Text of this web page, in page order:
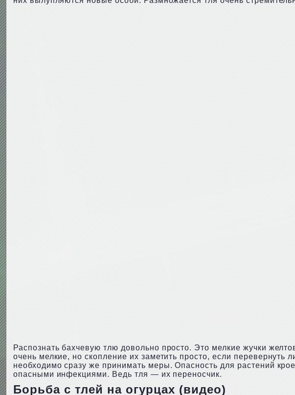
Распознать бахчевую тлю довольно просто. Это мелкие жучки
очень мелкие, но скопление их заметить просто, если перевернуть
необходимо сразу же принимать меры. Опасность для растений
опасными инфекциями. Ведь тля — их переносчик.
Борьба с тлей на огурцах (видео)